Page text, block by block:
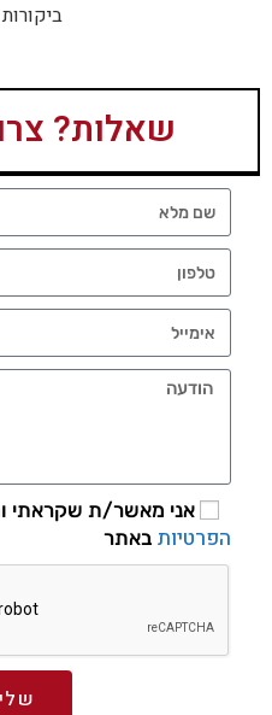
שאלות?
אני מאשר/ת שקראתי
הפרטיות באתר